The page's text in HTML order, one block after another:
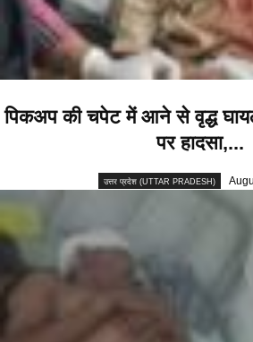
पिकअप की चपेट में आने से वृद्ध
पर हादसा,...
उत्तर प्रदेश (UTTAR PRADESH)